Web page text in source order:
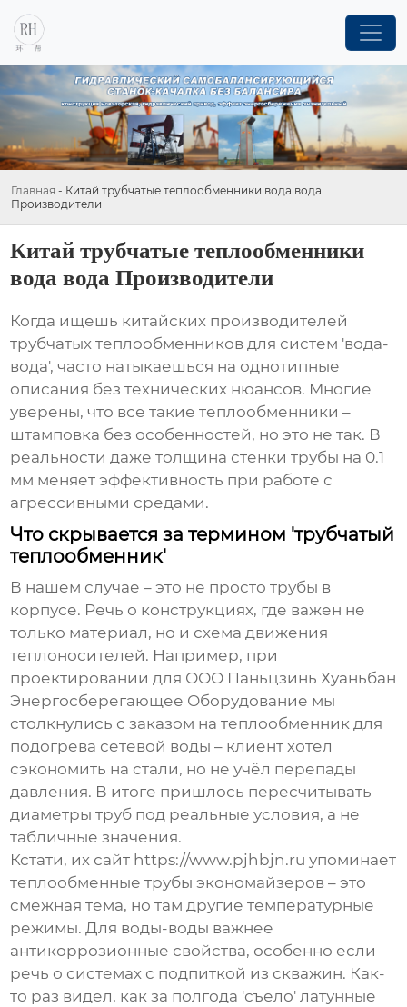
Главная - Китай трубчатые теплообменники вода вода
Производители
Китай трубчатые теплообменники
вода вода Производители
Когда ищешь китайских производителей
трубчатых теплообменников для систем 'вода-
вода', часто натыкаешься на однотипные
описания без технических нюансов. Многие
уверены, что все такие теплообменники –
штамповка без особенностей, но это не так. В
реальности даже толщина стенки трубы на 0.1
мм меняет эффективность при работе с
агрессивными средами.
Что скрывается за термином 'трубчатый
теплообменник'
В нашем случае – это не просто трубы в
корпусе. Речь о конструкциях, где важен не
только материал, но и схема движения
теплоносителей. Например, при
проектировании для ООО Паньцзинь Хуаньбан
Энергосберегающее Оборудование мы
столкнулись с заказом на теплообменник для
подогрева сетевой воды – клиент хотел
сэкономить на стали, но не учёл перепады
давления. В итоге пришлось пересчитывать
диаметры труб под реальные условия, а не
табличные значения.
Кстати, их сайт https://www.pjhbjn.ru упоминает
теплообменные трубы экономайзеров – это
смежная тема, но там другие температурные
режимы. Для воды-воды важнее
антикоррозионные свойства, особенно если
речь о системах с подпиткой из скважин. Как-
то раз видел, как за полгода 'съело' латунные